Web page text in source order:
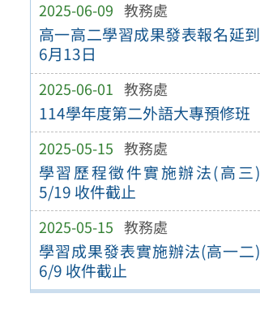
2025-06-09 教務處
高一高二學習成果發表報名延到
6月13日
2025-06-01 教務處
114學年度第二外語大專預修班
2025-05-15 教務處
學習歷程徵件實施辦法(高三)
5/19 收件截止
2025-05-15 教務處
學習成果發表實施辦法(高一二)
6/9 收件截止